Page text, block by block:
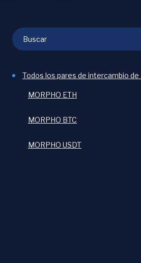
Todos los pares de intercambio de
MORPHO ETH
MORPHO BTC
MORPHO USDT